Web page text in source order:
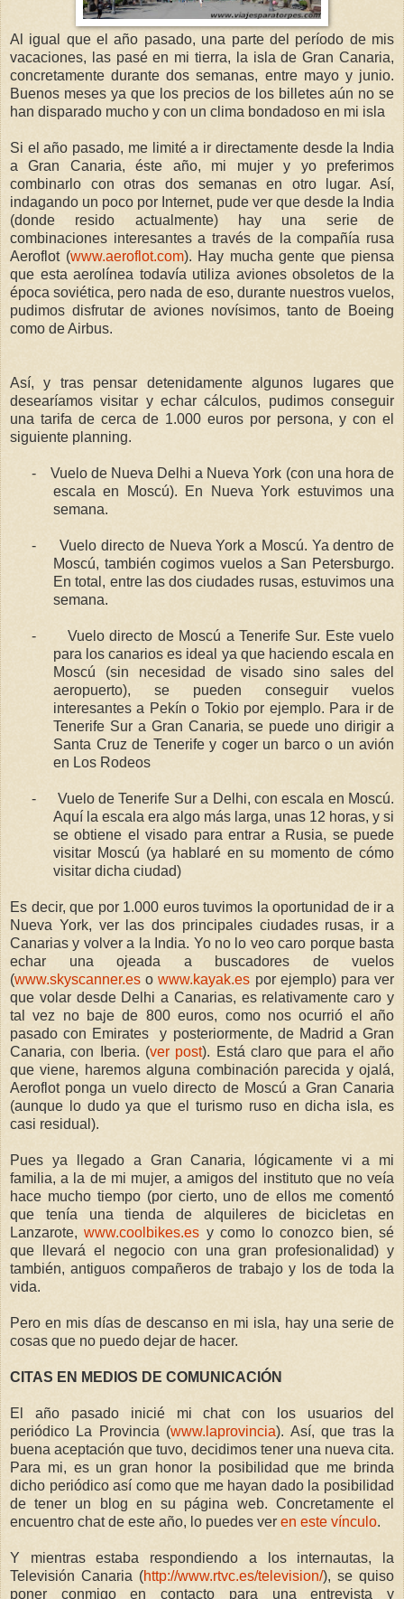
Al igual que el año pasado, una parte del período de mis
vacaciones, las pasé en mi tierra, la isla de Gran Canaria,
concretamente durante dos semanas, entre mayo y junio.
Buenos meses ya que los precios de los billetes aún no se
han disparado mucho y con un clima bondadoso en mi isla
Si el año pasado, me limité a ir directamente desde la India
a Gran Canaria, éste año, mi mujer y yo preferimos
combinarlo con otras dos semanas en otro lugar. Así,
indagando un poco por Internet, pude ver que desde la India
(donde resido actualmente) hay una serie de
combinaciones interesantes a través de la compañía rusa
Aeroflot (www.aeroflot.com). Hay mucha gente que piensa
que esta aerolínea todavía utiliza aviones obsoletos de la
época soviética, pero nada de eso, durante nuestros vuelos,
pudimos disfrutar de aviones novísimos, tanto de Boeing
como de Airbus.
Así, y tras pensar detenidamente algunos lugares que
desearíamos visitar y echar cálculos, pudimos conseguir
una tarifa de cerca de 1.000 euros por persona, y con el
siguiente planning.
-
Vuelo de Nueva Delhi a Nueva York (con una hora de
escala en Moscú). En Nueva York estuvimos una
semana.
-
Vuelo directo de Nueva York a Moscú. Ya dentro de
Moscú, también cogimos vuelos a San Petersburgo.
En total, entre las dos ciudades rusas, estuvimos una
semana.
-
Vuelo directo de Moscú a Tenerife Sur. Este vuelo
para los canarios es ideal ya que haciendo escala en
Moscú (sin necesidad de visado sino sales del
aeropuerto), se pueden conseguir vuelos
interesantes a Pekín o Tokio por ejemplo. Para ir de
Tenerife Sur a Gran Canaria, se puede uno dirigir a
Santa Cruz de Tenerife y coger un barco o un avión
en Los Rodeos
-
Vuelo de Tenerife Sur a Delhi, con escala en Moscú.
Aquí la escala era algo más larga, unas 12 horas, y si
se obtiene el visado para entrar a Rusia, se puede
visitar Moscú (ya hablaré en su momento de cómo
visitar dicha ciudad)
Es decir, que por 1.000 euros tuvimos la oportunidad de ir a
Nueva York, ver las dos principales ciudades rusas, ir a
Canarias y volver a la India. Yono lo veo caro porque basta
echar una ojeada a buscadores de vuelos
(www.skyscanner.es owww.kayak.es por ejemplo) para ver
que volar desde Delhi a Canarias, es relativamente caro y
tal vez no baje de 800 euros, como nos ocurrió el año
pasado con Emirates y posteriormente, de Madrid a Gran
Canaria, con Iberia. (ver post). Está claro que para el año
que viene, haremos alguna combinación parecida y ojalá,
Aeroflot ponga un vuelo directo de Moscú a Gran Canaria
(aunque lo dudo ya que el turismo ruso en dicha isla, es
casi residual).
Pues ya llegado a Gran Canaria, lógicamente vi a mi
familia, a la de mi mujer, a amigos del instituto que no veía
hace mucho tiempo (por cierto, uno de ellos me comentó
que tenía una tienda de alquileres de bicicletas en
Lanzarote,www.coolbikes.es y como lo conozco bien, sé
que llevará el negocio con una gran profesionalidad) y
también, antiguos compañeros de trabajo y los de toda la
vida.
Pero en mis días de descanso en mi isla, hay una serie de
cosas que no puedo dejar de hacer.
CITAS EN MEDIOS DE COMUNICACIÓN
El año pasado inicié mi chat con los usuarios del
periódico La Provincia (www.laprovincia). Así, que tras la
buena aceptación que tuvo, decidimos tener una nueva cita.
Para mi, es un gran honor la posibilidad que me brinda
dicho periódico así como que me hayan dado la posibilidad
de tener un blog en su página web. Concretamente el
encuentro chat de este año, lo puedes ver en este vínculo.
Y mientras estaba respondiendo a los internautas,
la
Televisión Canaria (http://www.rtvc.es/television/), se quiso
poner conmigo en contacto para una entrevista y